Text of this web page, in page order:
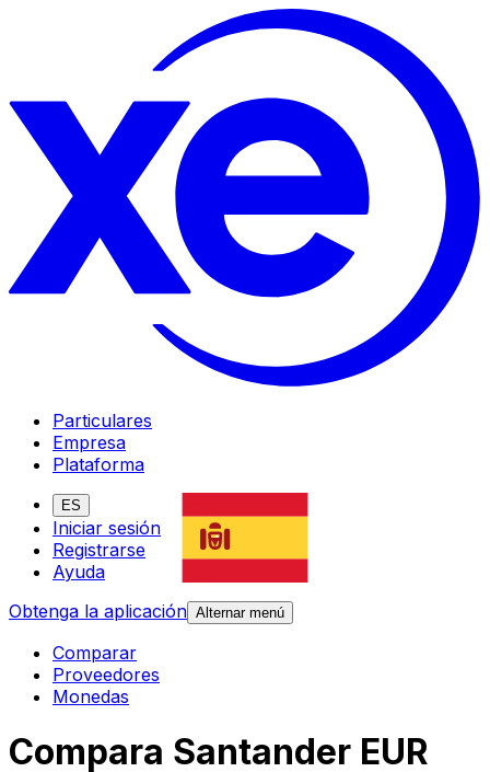
Particulares
Empresa
Plataforma
ES
Iniciar sesión
Registrarse
Ayuda
Obtenga la aplicación Alternar menú
Comparar
Proveedores
Monedas
Compara Santander EUR